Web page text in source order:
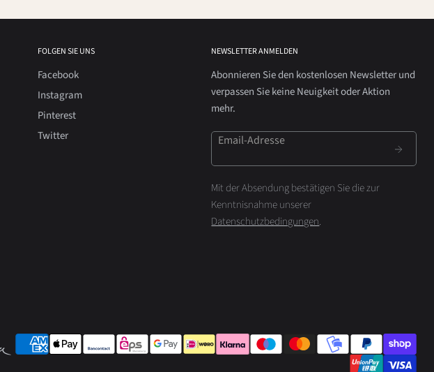
FOLGEN SIE UNS
Facebook
Instagram
Pinterest
Twitter
NEWSLETTER ANMELDEN
Abonnieren Sie den kostenlosen Newsletter und
verpassen Sie keine Neuigkeit oder Aktion
mehr.
Email-Adresse
Mit der Absendung bestätigen Sie die zur
Kenntnisnahme unserer
Datenschutzbedingungen.